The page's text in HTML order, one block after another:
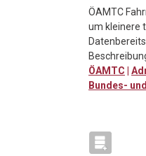
ÖAMTC
um kleinere
ÖAMTC |
Bundes-